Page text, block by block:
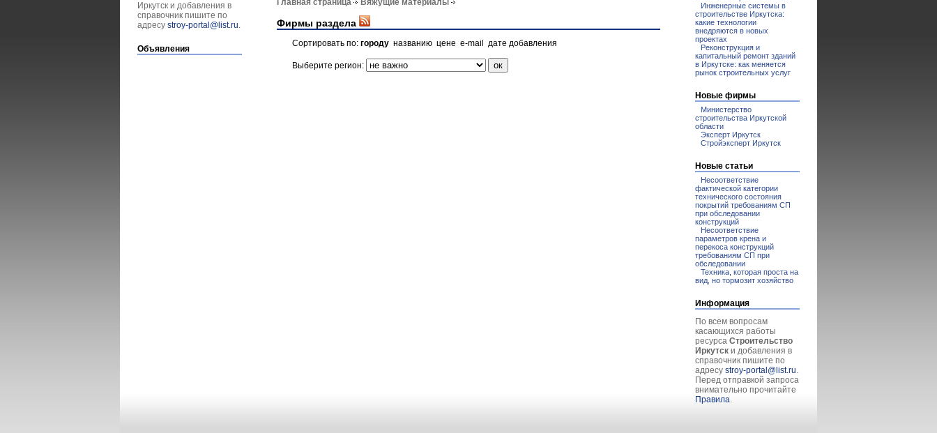
Иркутск и добавления в
справочник пишите по
адресу stroy-portal@list.ru.
Объявления
Главная страница Вяжущие материалы
Фирмы раздела
Сортировать по: городу названию цене e-mail дате добавления
Выберите регион:
Инженерные системы в
строительстве Иркутска:
какие технологии
внедряются в новых
проектах
Реконструкция и
капитальный ремонт зданий
в Иркутске: как меняется
рынок строительных услуг
Новые фирмы
Министерство
строительства Иркутской
области
Эксперт Иркутск
Стройэксперт Иркутск
Новые статьи
Несоответствие
фактической категории
технического состояния
покрытий требованиям СП
при обследовании
конструкций
Несоответствие
параметров крена и
перекоса конструкций
требованиям СП при
обследовании
Техника, которая проста на
вид, но тормозит хозяйство
Информация
По всем вопросам
касающихся работы
ресурса Строительство
Иркутск и добавления в
справочник пишите по
адресу stroy-portal@list.ru.
Перед отправкой запроса
внимательно прочитайте
Правила.